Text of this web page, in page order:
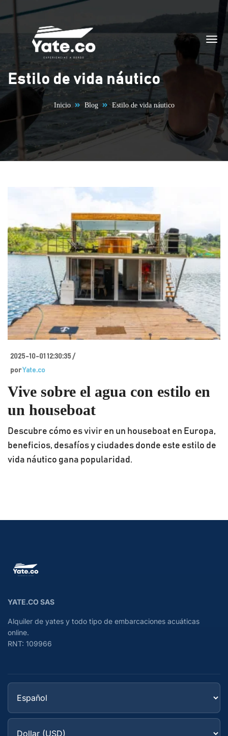
Saltar al contenido
Estilo de vida náutico
Inicio Blog Estilo de vida náutico
2025-10-01 12:30:35 /
porYate.co
Vive sobre el agua con estilo en
un houseboat
Descubre cómo es vivir en un houseboat en Europa,
beneficios, desafíos y ciudades donde este estilo de
vida náutico gana popularidad.
YATE.CO SAS
Alquiler de yates y todo tipo de embarcaciones acuáticas
online.
RNT: 109966